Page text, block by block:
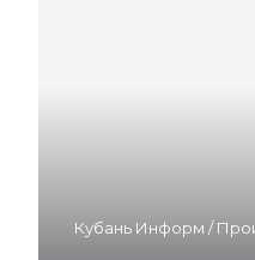
Кубань Информ /